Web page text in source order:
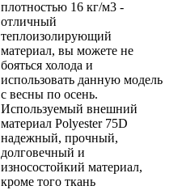
плотностью 16 кг/м3 -
отличный
теплоизолирующий
материал, вы можете не
бояться холода и
использовать данную модель
с весны по осень.
Используемый внешний
материал Polyester 75D
надежный, прочный,
долговечный и
износостойкий материал,
кроме того ткань